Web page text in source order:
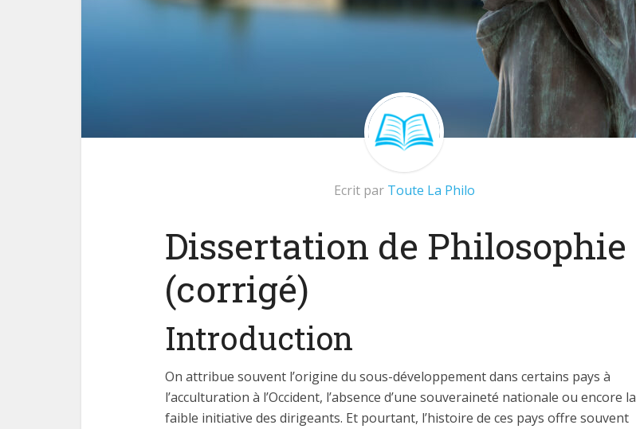
Ecrit par Toute La Philo
Dissertation de Philosophie
(corrigé)
Introduction
On attribue souvent l’origine du sous-développement dans certains pays à
l’acculturation à l’Occident, l’absence d’une souveraineté nationale ou encore la
faible initiative des dirigeants. Et pourtant, l’histoire de ces pays offre souvent